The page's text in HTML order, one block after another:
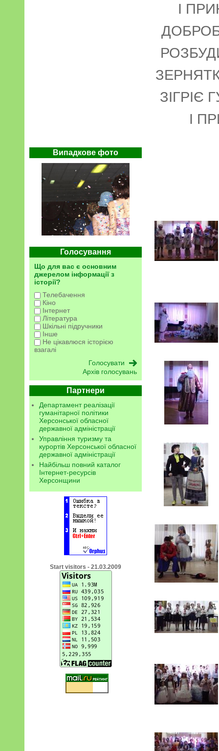
Випадкове фото
Голосування
Що для вас є основним
джерелом інформації з
історії?
Телебачення
Кіно
Інтернет
Література
Шкільні підручники
Інше
Не цікавлюся історією
взагалі
Архів голосувань
Партнери
Департамент реалізації
гуманітарної політики
Херсонської обласної
державної адміністрації
Управління туризму та
курортів Херсонської обласної
державної адміністрації
Найбільш повний каталог
Інтернет-ресурсів
Херсонщини
Start visitors - 21.03.2009
І
І